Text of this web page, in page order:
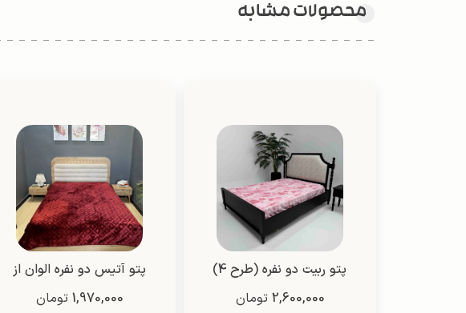
محصولات مشابه
پتو ربیت دو نفره (طرح 4)
2,600,000 تومان
پتو آتیس دو نفره الوان از
شادیلون (طرح 2)
1,970,000 تومان